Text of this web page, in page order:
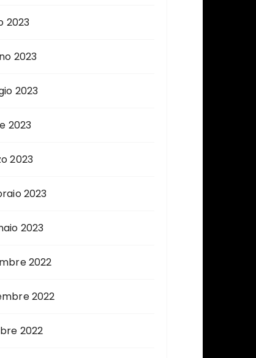
2023
2023
2023
2023
2023
2023
2023
2022
2022
2022